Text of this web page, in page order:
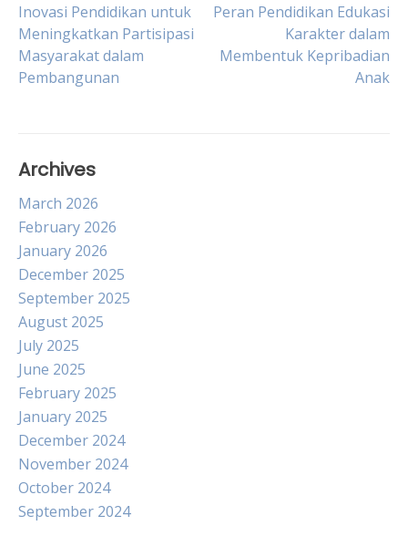
Post
navigation
Inovasi Pendidikan untuk
Meningkatkan Partisipasi
Masyarakat dalam
Pembangunan
Peran Pendidikan Edukasi
Karakter dalam
Membentuk Kepribadian
Anak
Archives
March 2026
February 2026
January 2026
December 2025
September 2025
August 2025
July 2025
June 2025
February 2025
January 2025
December 2024
November 2024
October 2024
September 2024